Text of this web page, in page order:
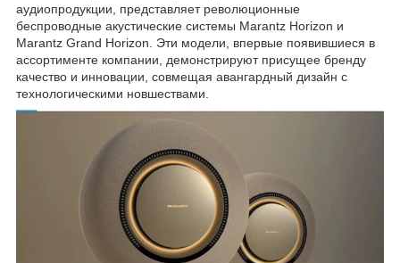
аудиопродукции, представляет революционные
беспроводные акустические системы Marantz Horizon и
Marantz Grand Horizon. Эти модели, впервые появившиеся в
ассортименте компании, демонстрируют присущее бренду
качество и инновации, совмещая авангардный дизайн с
технологическими новшествами.